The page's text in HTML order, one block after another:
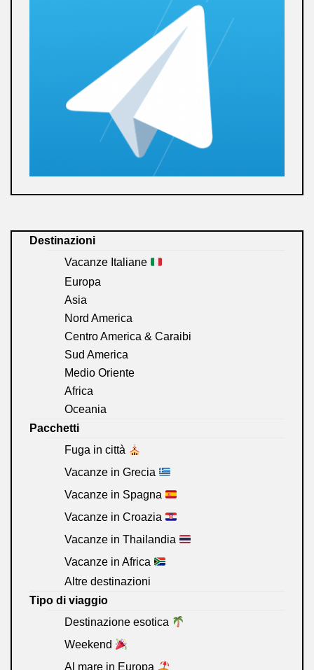
Destinazioni
Vacanze Italiane
Europa
Asia
Nord America
Centro America & Caraibi
Sud America
Medio Oriente
Africa
Oceania
Pacchetti
Fuga in città
Vacanze in Grecia
Vacanze in Spagna
Vacanze in Croazia
Vacanze in Thailandia
Vacanze in Africa
Altre destinazioni
Tipo di viaggio
Destinazione esotica
Weekend
Al mare in Europa